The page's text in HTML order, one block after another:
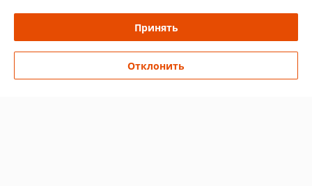
Сайт создан на платформе Deal.by
Индивидуальный предприниматель:Ип Грудько Наталья Викторовна
Принять
Отклонить